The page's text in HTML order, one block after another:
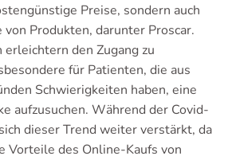
Preise, sondern auch
Produkten, darunter Proscar.
den Zugang zu
für Patienten, die aus
Schwierigkeiten haben, eine
aufzusuchen. Während der Covid-
dieser Trend weiter verstärkt, da
Vorteile des Online-Kaufs von